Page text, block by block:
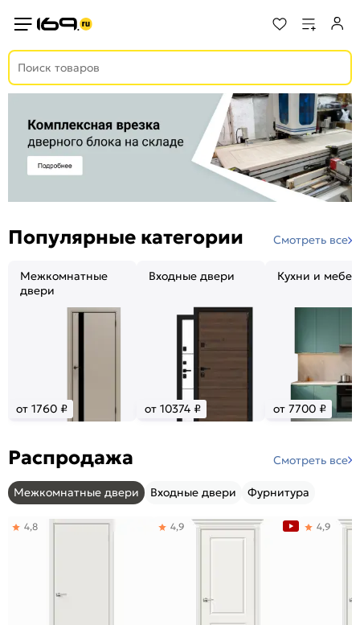
Популярные категории Смотреть все
Межкомнатные
двери
от 1760 ₽
Входные двери
от 10374 ₽
Кухни и
от 7700 ₽
Распродажа Смотреть все
Межкомнатные двери Входные двери Фурнитура
4,8 4,9 4,9